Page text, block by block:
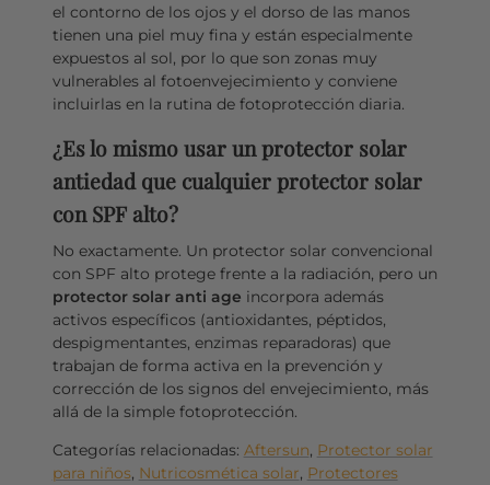
el contorno de los ojos y el dorso de las manos
tienen una piel muy fina y están especialmente
expuestos al sol, por lo que son zonas muy
vulnerables al fotoenvejecimiento y conviene
incluirlas en la rutina de fotoprotección diaria.
¿Es lo mismo usar un protector solar
antiedad que cualquier protector solar
con SPF alto?
No exactamente. Un protector solar convencional
con SPF alto protege frente a la radiación, pero un
protector solar anti age incorpora además
activos específicos (antioxidantes, péptidos,
despigmentantes, enzimas reparadoras) que
trabajan de forma activa en la prevención y
corrección de los signos del envejecimiento, más
allá de la simple fotoprotección.
Categorías relacionadas: Aftersun, Protector solar
para niños, Nutricosmética solar, Protectores